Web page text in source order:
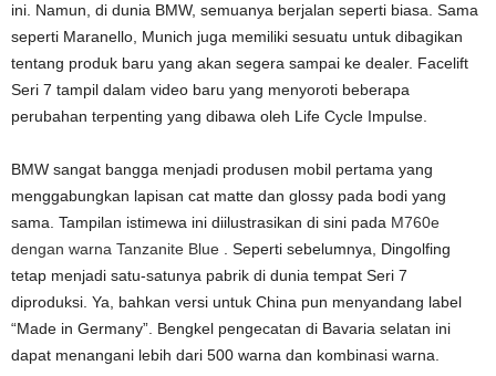
ini. Namun, di dunia BMW, semuanya berjalan seperti biasa. Sama
seperti Maranello, Munich juga memiliki sesuatu untuk dibagikan
tentang produk baru yang akan segera sampai ke dealer. Facelift
Seri 7 tampil dalam video baru yang menyoroti beberapa
perubahan terpenting yang dibawa oleh Life Cycle Impulse.
BMW sangat bangga menjadi produsen mobil pertama yang
menggabungkan lapisan cat matte dan glossy pada bodi yang
sama. Tampilan istimewa ini diilustrasikan di sini pada M760e
dengan warna Tanzanite Blue . Seperti sebelumnya, Dingolfing
tetap menjadi satu-satunya pabrik di dunia tempat Seri 7
diproduksi. Ya, bahkan versi untuk China pun menyandang label
“Made in Germany”. Bengkel pengecatan di Bavaria selatan ini
dapat menangani lebih dari 500 warna dan kombinasi warna.